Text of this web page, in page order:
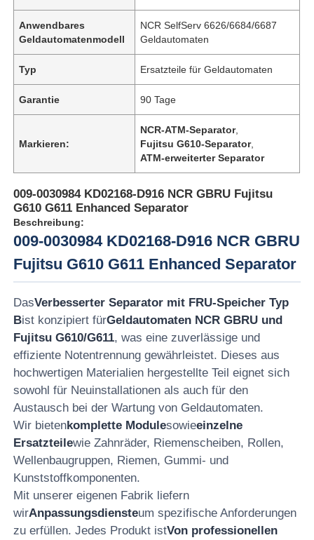
Startseite
Anwendbares
Geldautomatenmodell
NCR SelfServ 6626/6684/6687
Geldautomaten
Typ Ersatzteile für Geldautomaten
Garantie 90 Tage
Markieren:
NCR-ATM-Separator,
Fujitsu G610-Separator,
ATM-erweiterter Separator
009-0030984 KD02168-D916 NCR GBRU Fujitsu
G610 G611 Enhanced Separator
Beschreibung:
009-0030984 KD02168-D916 NCR GBRU
Fujitsu G610 G611 Enhanced Separator
DasVerbesserter Separator mit FRU-Speicher Typ
Bist konzipiert fürGeldautomaten NCR GBRU und
Fujitsu G610/G611, was eine zuverlässige und
effiziente Notentrennung gewährleistet. Dieses aus
hochwertigen Materialien hergestellte Teil eignet sich
sowohl für Neuinstallationen als auch für den
Austausch bei der Wartung von Geldautomaten.
Wir bietenkomplette Modulesowieeinzelne
Ersatzteilewie Zahnräder, Riemenscheiben, Rollen,
Wellenbaugruppen, Riemen, Gummi- und
Kunststoffkomponenten.
Mit unserer eigenen Fabrik liefern
wirAnpassungsdiensteum spezifische Anforderungen
zu erfüllen. Jedes Produkt istVon professionellen